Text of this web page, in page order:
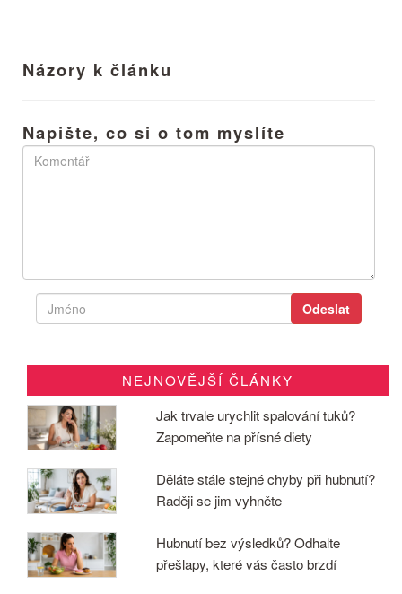
Názory k článku
Napište, co si o tom myslíte
NEJNOVĚJŠÍ ČLÁNKY
Jak trvale urychlit spalování tuků?
Zapomeňte na přísné diety
Děláte stále stejné chyby při hubnutí?
Raději se jim vyhněte
Hubnutí bez výsledků? Odhalte
přešlapy, které vás často brzdí